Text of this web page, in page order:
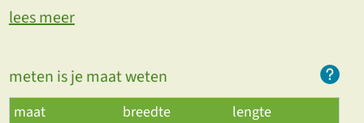
lees meer
meten is je maat weten
maat breedte lengte